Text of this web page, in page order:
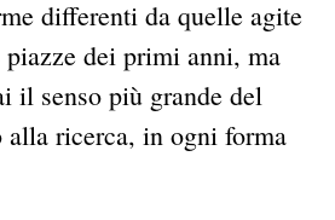
differenti da quelle agite
dei primi anni, ma
il senso più grande del
alla ricerca, in ogni forma